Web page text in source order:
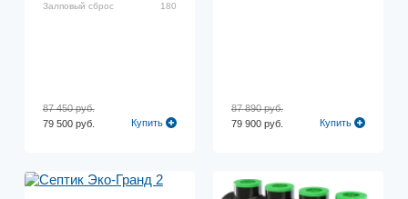
Залповый сброс 180
79 500 руб.
87 450 руб.
Купить
79 900 руб.
87 890 руб.
Купить